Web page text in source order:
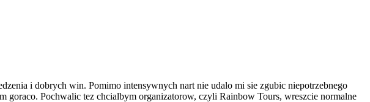
i dobrych win. Pomimo intensywnych nart nie udalo mi sie zgubic niepotrzebnego
goraco. Pochwalic tez chcialbym organizatorow, czyli Rainbow Tours, wreszcie normalne